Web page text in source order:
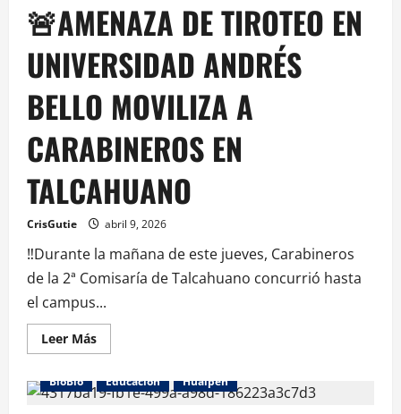
🚨AMENAZA DE TIROTEO EN
UNIVERSIDAD ANDRÉS
BELLO MOVILIZA A
CARABINEROS EN
TALCAHUANO
CrisGutie abril 9, 2026
‼️Durante la mañana de este jueves, Carabineros
de la 2ª Comisaría de Talcahuano concurrió hasta
el campus...
Leer Más
BioBio Educación Hualpén